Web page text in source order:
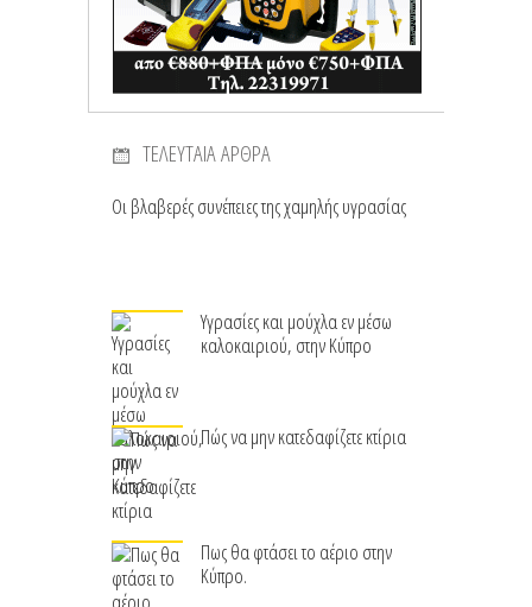
ΤΕΛΕΥΤΑΙΑ ΑΡΘΡΑ
Οι βλαβερές συνέπειες της χαμηλής υγρασίας
Υγρασίες και μούχλα εν μέσω
καλοκαιριού, στην Κύπρο
Πώς να μην κατεδαφίζετε κτίρια
Πως θα φτάσει το αέριο στην
Κύπρο.